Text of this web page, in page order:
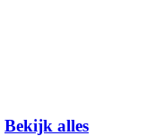
Bekijk alles